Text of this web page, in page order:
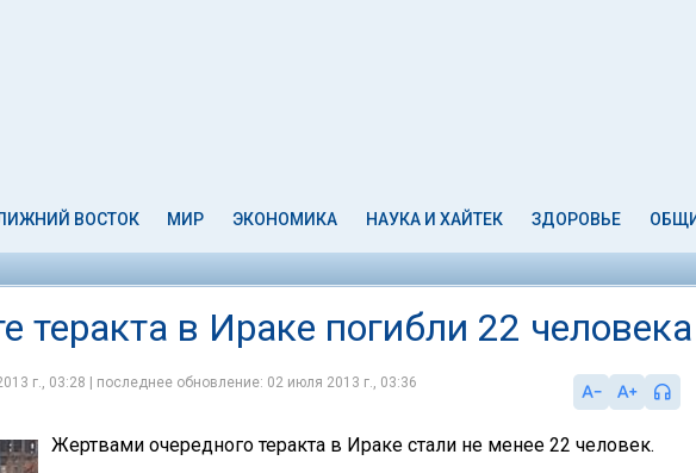
ВОСТОК МИР ЭКОНОМИКА НАУКА И ХАЙТЕК ЗДОРОВЬЕ
теракта в Ираке погибли 22 человека
г., 03:28 | последнее обновление: 02 июля 2013 г., 03:36
Жертвами очередного теракта в Ираке стали не менее 22 человек.